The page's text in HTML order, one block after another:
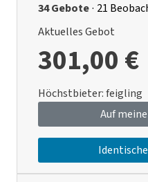
34 Gebote· 21
Aktuelles Gebot
301,00 €
Höchstbieter:feigling
Auf